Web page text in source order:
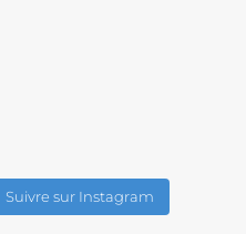
Suivre sur Instagram